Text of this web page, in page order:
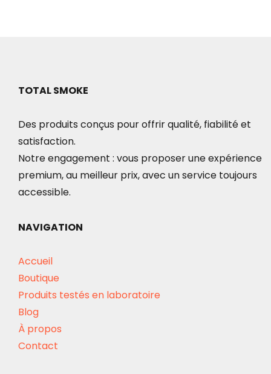
TOTAL SMOKE
Des produits conçus pour offrir qualité, fiabilité et
satisfaction.
Notre engagement : vous proposer une expérience
premium, au meilleur prix, avec un service toujours
accessible.
NAVIGATION
Accueil
Boutique
Produits testés en laboratoire
Blog
À propos
Contact